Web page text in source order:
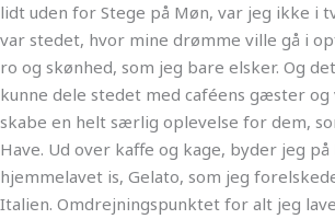
lidt uden for Stege på Møn, var jeg ikke i
var stedet, hvor mine drømme ville gå i
ro og skønhed, som jeg bare elsker. Og
kunne dele stedet med caféens gæster
skabe en helt særlig oplevelse for dem,
Have. Ud over kaffe og kage, byder jeg
hjemmelavet is, Gelato, som jeg
Italien. Omdrejningspunktet for alt jeg